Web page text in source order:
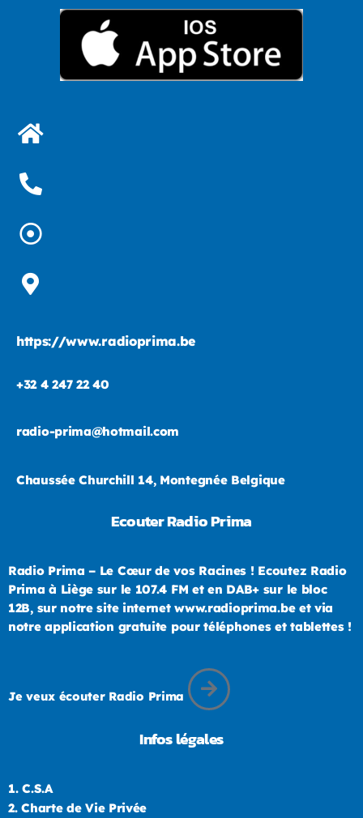
https://www.radioprima.be
+32 4 247 22 40
radio-prima@hotmail.com
Chaussée Churchill 14, Montegnée Belgique
Ecouter Radio Prima
Radio Prima – Le Cœur de vos Racines ! Ecoutez Radio
Prima à Liège sur le 107.4 FM et en DAB+ sur le bloc
12B, sur notre site internet www.radioprima.be et via
notre application gratuite pour téléphones et tablettes !
Je veux écouter Radio Prima
Infos légales
1. C.S.A
2. Charte de Vie Privée